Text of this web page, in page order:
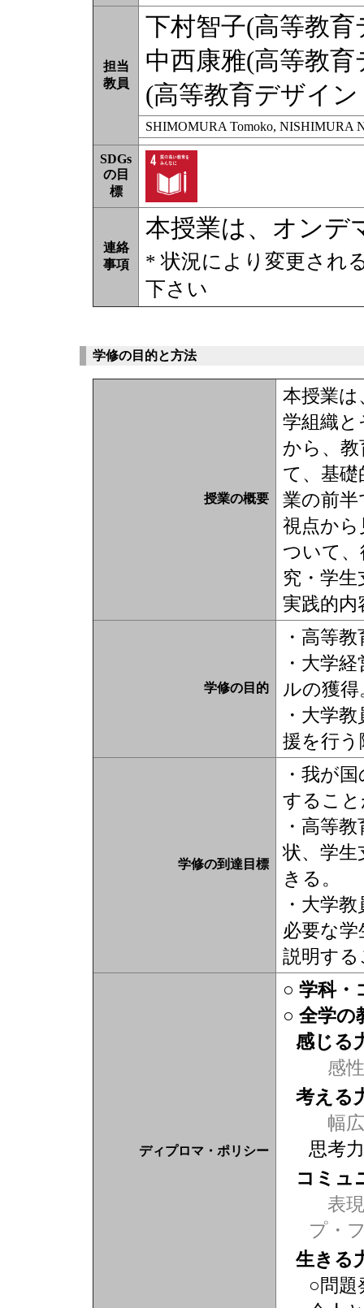
担当
教員
下村智子(高等教
中西康雅(高等教
(高等教育デザイ
SHIMOMURA Tomoko, NISHIMURA
SDGs
の目
標
連絡
事項
本授業は、オンデ
* 状況により変更され
下さい
学修の目的と方法
授業の概要
本授業は
学組織
から、
て、基
業の前
視点から
ついて
究・学
実践的
学修の目的
・高等
・大学
ルの獲得
・大学
援を行
学修の到達目標
・我が
するこ
・高等
状、学
きる。
・大学
必要な
説明す
ディプロマ・ポリシー
○ 学科・
○ 全学の
感じる
感性
考える
幅
思考力
コミュ
表現
プ・
生きる
○問題